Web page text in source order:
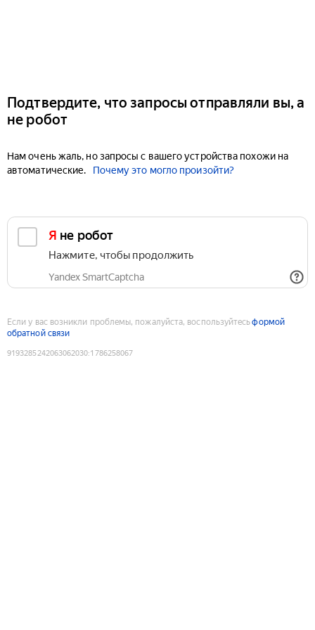
Подтвердите, что запросы отправляли вы, а
не робот
Нам очень жаль, но запросы с вашего устройства похожи на
автоматические.
Почему это могло произойти?
Я не робот
Нажмите, чтобы продолжить
Yandex SmartCaptcha
Если у вас возникли проблемы, пожалуйста, воспользуйтесьформой
обратной связи
9193285242063062030:1786258067